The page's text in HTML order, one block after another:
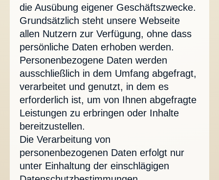
die Ausübung eigener Geschäftszwecke.
Grundsätzlich steht unsere Webseite
allen Nutzern zur Verfügung, ohne dass
persönliche Daten erhoben werden.
Personenbezogene Daten werden
ausschließlich in dem Umfang abgefragt,
verarbeitet und genutzt, in dem es
erforderlich ist, um von Ihnen abgefragte
Leistungen zu erbringen oder Inhalte
bereitzustellen.
Die Verarbeitung von
personenbezogenen Daten erfolgt nur
unter Einhaltung der einschlägigen